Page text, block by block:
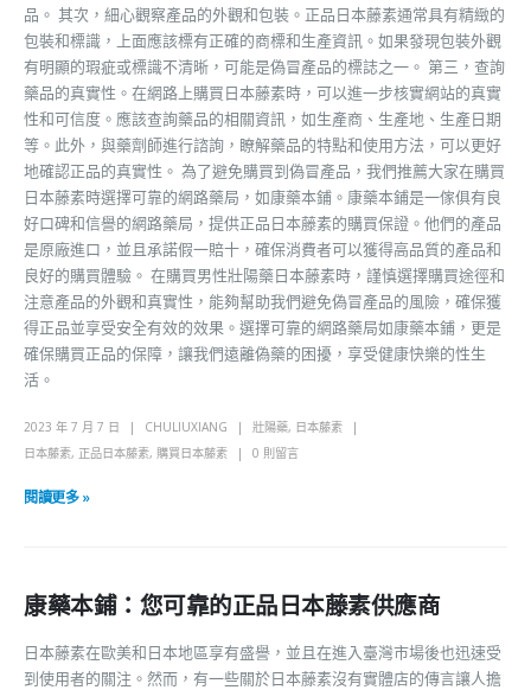
品。 其次，細心觀察產品的外觀和包裝。正品日本藤素通常具有精緻的
包裝和標識，上面應該標有正確的商標和生產資訊。如果發現包裝外觀
有明顯的瑕疵或標識不清晰，可能是偽冒產品的標誌之一。 第三，查詢
藥品的真實性。在網路上購買日本藤素時，可以進一步核實網站的真實
性和可信度。應該查詢藥品的相關資訊，如生產商、生產地、生產日期
等。此外，與藥劑師進行諮詢，瞭解藥品的特點和使用方法，可以更好
地確認正品的真實性。 為了避免購買到偽冒產品，我們推薦大家在購買
日本藤素時選擇可靠的網路藥局，如康藥本鋪。康藥本鋪是一傢俱有良
好口碑和信譽的網路藥局，提供正品日本藤素的購買保證。他們的產品
是原廠進口，並且承諾假一賠十，確保消費者可以獲得高品質的產品和
良好的購買體驗。 在購買男性壯陽藥日本藤素時，謹慎選擇購買途徑和
注意產品的外觀和真實性，能夠幫助我們避免偽冒產品的風險，確保獲
得正品並享受安全有效的效果。選擇可靠的網路藥局如康藥本鋪，更是
確保購買正品的保障，讓我們遠離偽藥的困擾，享受健康快樂的性生
活。
2023 年 7 月 7 日 CHULIUXIANG 壯陽藥, 日本藤素
日本藤素, 正品日本藤素, 購買日本藤素 0 則留言
閱讀更多 »
康藥本鋪：您可靠的正品日本藤素供應商
日本藤素在歐美和日本地區享有盛譽，並且在進入臺灣市場後也迅速受
到使用者的關注。然而，有一些關於日本藤素沒有實體店的傳言讓人擔